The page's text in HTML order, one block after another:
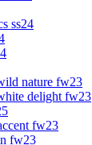
ss24
nature fw23
delight fw23
fw23
fw23